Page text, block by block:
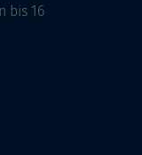
bis 16